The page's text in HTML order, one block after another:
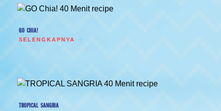
GO CHIA!
SELENGKAPNYA
TROPICAL SANGRIA